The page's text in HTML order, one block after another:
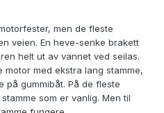
men de fleste
veien. En heve-senke brakett
helt ut av vannet ved seilas.
med ekstra lang stamme,
på gummibåt. På de fleste
som er vanlig. Men til